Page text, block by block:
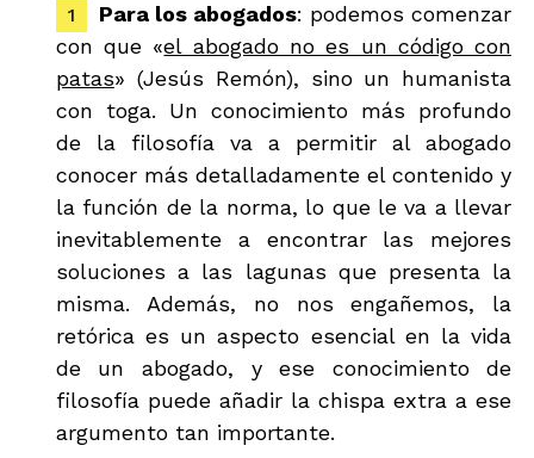
Para los abogados: podemos comenzar
con que «el abogado no es un código con
patas» (Jesús Remón), sino un humanista
con toga. Un conocimiento más profundo
de la filosofía va a permitir al abogado
conocer más detalladamente el contenido y
la función de la norma, lo que le va a llevar
inevitablemente a encontrar las mejores
soluciones a las lagunas que presenta la
misma. Además, no nos engañemos, la
retórica es un aspecto esencial en la vida
de un abogado, y ese conocimiento de
filosofía puede añadir la chispa extra a ese
argumento tan importante.